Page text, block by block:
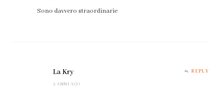
Sono davvero straordinarie
La Kry
3 ANNI AGO
REPLY